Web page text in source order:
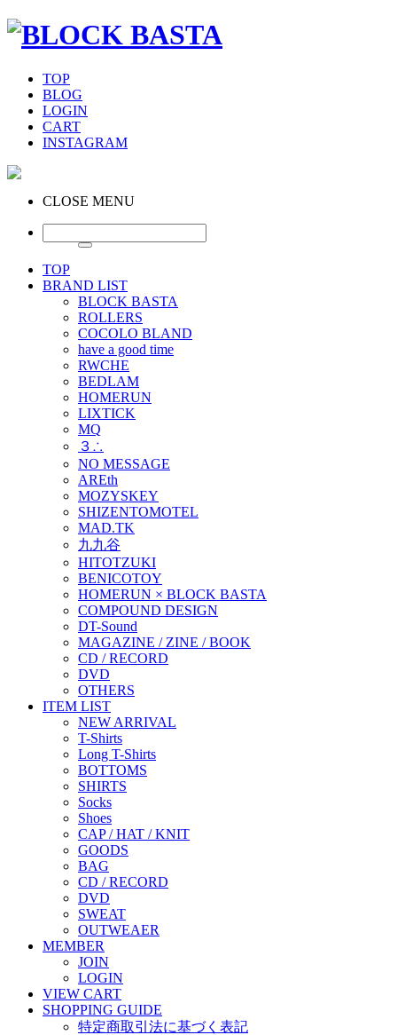
TOP
BLOG
LOGIN
CART
INSTAGRAM
CLOSE MENU
TOP
BRAND LIST
BLOCK BASTA
ROLLERS
COCOLO BLAND
have a good time
RWCHE
BEDLAM
HOMERUN
LIXTICK
MQ
３∴
NO MESSAGE
AREth
MOZYSKEY
SHIZENTOMOTEL
MAD.TK
九九谷
HITOTZUKI
BENICOTOY
HOMERUN × BLOCK BASTA
COMPOUND DESIGN
DT-Sound
MAGAZINE / ZINE / BOOK
CD / RECORD
DVD
OTHERS
ITEM LIST
NEW ARRIVAL
T-Shirts
Long T-Shirts
BOTTOMS
SHIRTS
Socks
Shoes
CAP / HAT / KNIT
GOODS
BAG
CD / RECORD
DVD
SWEAT
OUTWEAER
MEMBER
JOIN
LOGIN
VIEW CART
SHOPPING GUIDE
特定商取引法に基づく表記